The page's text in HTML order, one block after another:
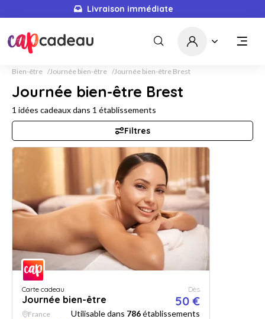
Livraison immédiate
Bien-être Journée bien-être Journée bien-être Brest
Journée bien-être Brest
1 idées cadeaux dans 1 établissements
Filtres
Carte cadeau
Journée bien-être
Dès
50 €
France Utilisable dans 786établissements